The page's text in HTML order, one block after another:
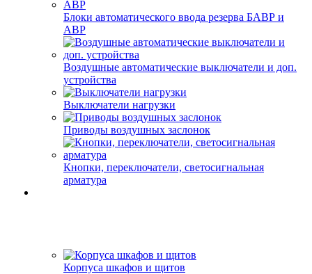
Блоки автоматического ввода резерва БАВР и
АВР
Воздушные автоматические выключатели и доп.
устройства
Выключатели нагрузки
Приводы воздушных заслонок
Кнопки, переключатели, светосигнальная
арматура
Корпуса шкафов и щитов